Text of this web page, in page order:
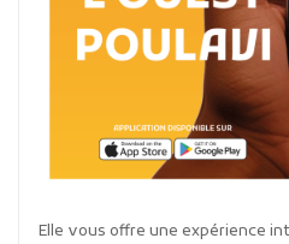
Elle vous offre une expérience